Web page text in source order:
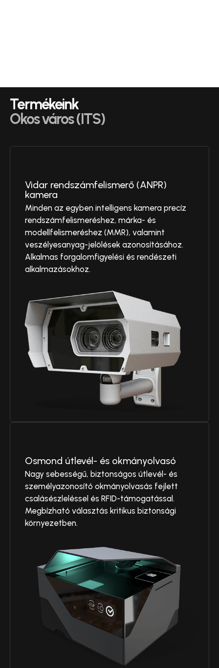
Termékeink
Okos város (ITS)
Vidar rendszámfelismerő (ANPR)
kamera
Minden az egyben intelligens kamera precíz
rendszámfelismeréshez, márka- és
modellfelismeréshez (MMR), valamint
veszélyesanyag-jelölések azonosításához.
Alkalmas forgalomfigyelési és rendészeti
alkalmazásokhoz.
Osmond útlevél- és okmányolvasó
Nagy sebességű, biztonságos útlevél- és
személyazonosító okmányolvasás fejlett
csalásészleléssel és RFID-támogatással.
Megbízható választás kritikus biztonsági
környezetben.